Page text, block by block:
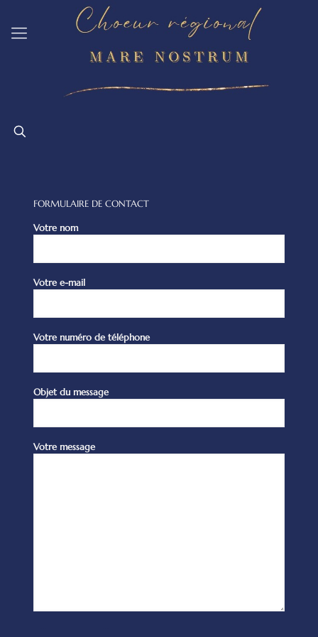
FORMULAIRE DE CONTACT
Votre nom
Votre e-mail
Votre numéro de téléphone
Objet du message
Votre message